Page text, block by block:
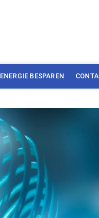
ENERGIE BESPAREN